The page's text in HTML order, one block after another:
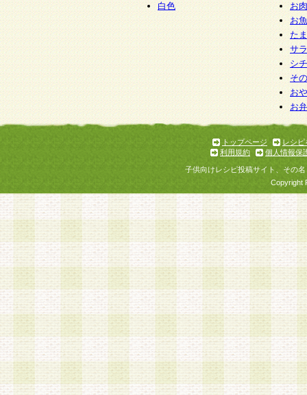
といいます。）に応じます。
開示等に応じる窓口は以下になります。
ぱくすく食堂個人情報お客様相談窓口 paku-
m
個人情報を与えることは任意ですが、個人情報
意をいただけない場合には、当社のサービスの
お問い合わせ・ご相談への対応ができない場合
白色
お
お
た
サ
シ
そ
お
お
トップページ
レシピ
利用規約
個人情報保
子供向けレシピ投稿サイト、その
Copyright